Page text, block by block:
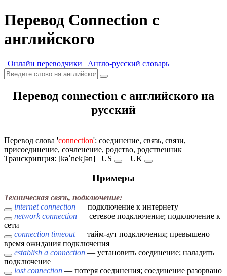
Перевод Connection с
английского
| Онлайн переводчики | Англо-русский словарь |
Перевод connection с английского на
русский
Перевод слова 'connection': соединение, связь, связи,
присоединение, сочленение, родство, родственник
Транскрипция: [kəˈnekʃən] US UK
Примеры
Техническая связь, подключение:
internet connection — подключение к интернету
network connection — сетевое подключение; подключение к
сети
connection timeout— тайм-аут подключения; превышено
время ожидания подключения
establish a connection — установить соединение; наладить
подключение
lost connection — потеря соединения; соединение разорвано